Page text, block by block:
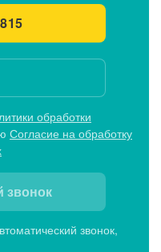
обработки
Согласие на обработку
звонок
звонок,